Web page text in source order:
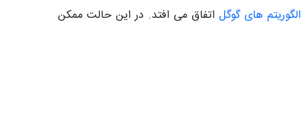
الگوریتم‌ های گوگل اتفاق می‌ افتد. در این حالت ممکن